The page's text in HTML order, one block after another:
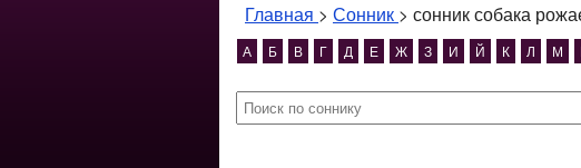
Главная > Сонник > сонник собака
А Б В Г Д Е Ж З И Й К Л М